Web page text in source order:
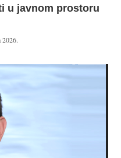
u javnom prostoru
2026.